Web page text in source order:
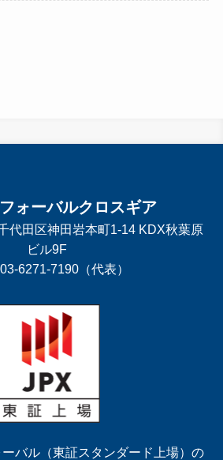
ォーバルクロスギア
代田区神田岩本町1-14 KDX秋葉原
ビル9F
6271-7190（代表）
バル（東証スタンダード上場）の